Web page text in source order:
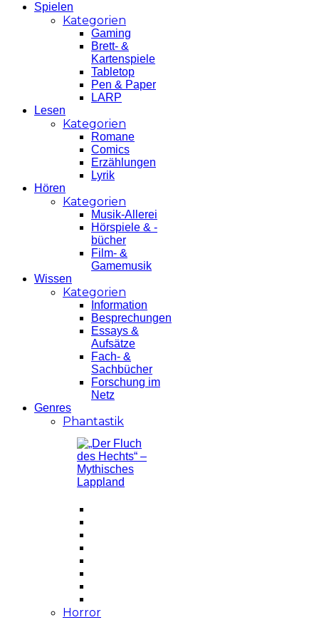
Spielen
Kategorien
Gaming
Brett- &
Kartenspiele
Tabletop
Pen & Paper
LARP
Lesen
Kategorien
Romane
Comics
Erzählungen
Lyrik
Hören
Kategorien
Musik-Allerei
Hörspiele & -
bücher
Film- &
Gamemusik
Wissen
Kategorien
Information
Besprechungen
Essays &
Aufsätze
Fach- &
Sachbücher
Forschung im
Netz
Genres
Phantastik
Horror